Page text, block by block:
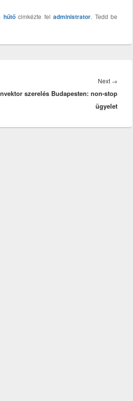
hűtőcimkézte fel administrator. Tedd be
Next →
post:
szerelés Budapesten: non-stop
ügyelet